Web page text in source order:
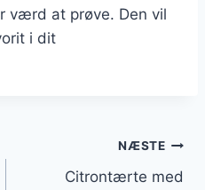
værd at prøve. Den vil
i dit
NÆSTE
Citrontærte med